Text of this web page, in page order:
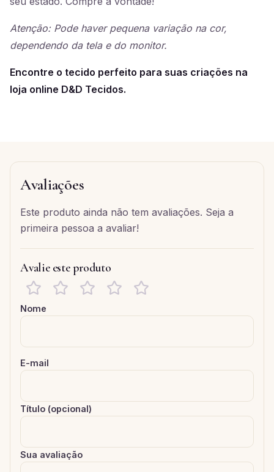
Atenção: Pode haver pequena variação na cor,
dependendo da tela e do monitor.
Encontre o tecido perfeito para suas criações na
loja online D&D Tecidos.
Avaliações
Este produto ainda não tem avaliações. Seja a
primeira pessoa a avaliar!
Avalie este produto
Nome
E-mail
Título (opcional)
Sua avaliação